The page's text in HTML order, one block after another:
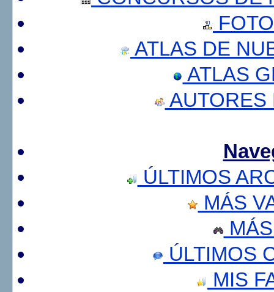
ATLAS DE
ATLAS
AUTORES
ÚLTIMOS
MÁS
ÚLTIMOS
MIS